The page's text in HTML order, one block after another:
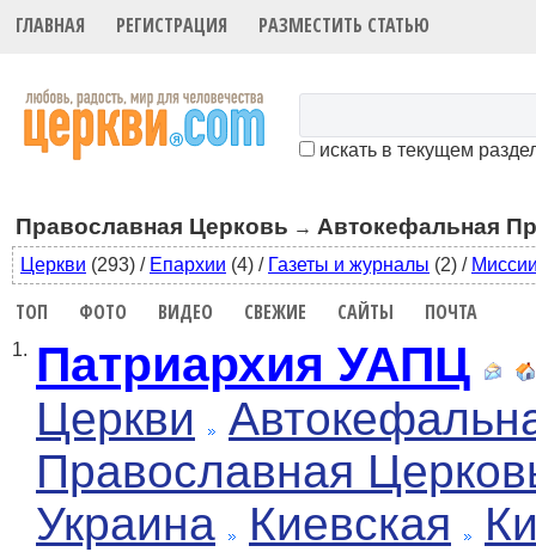
ГЛАВНАЯ РЕГИСТРАЦИЯ РАЗМЕСТИТЬ СТАТЬЮ
искать в текущем
Православная Церковь → Автокефальная
Церкви (293) / Епархии (4) / Газеты и журналы (2) /
ТОП ФОТО ВИДЕО СВЕЖИЕ САЙТЫ ПОЧТА
1. Патриархия УАПЦ
Церкви
Православная
Украина
Киевская